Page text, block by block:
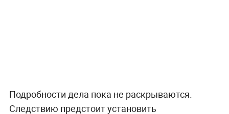
Подробности дела пока не раскрываются.
Следствию предстоит установить